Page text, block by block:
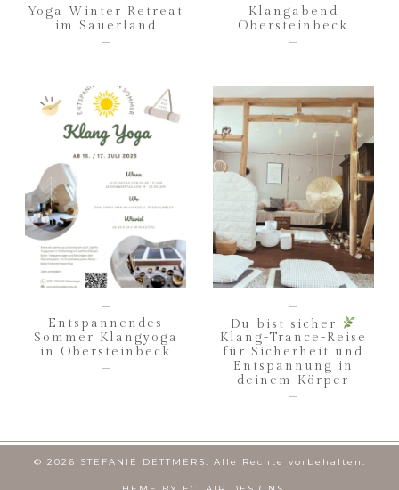
Yoga Winter Retreat
im Sauerland
Klangabend
Obersteinbeck
Entspannendes
Sommer Klangyoga
in Obersteinbeck
Du bist sicher
Klang-Trance-Reise
für Sicherheit und
Entspannung in
deinem Körper
© 2026 STEFANIE DETTMERS. Alle Rechte vorbehalten.